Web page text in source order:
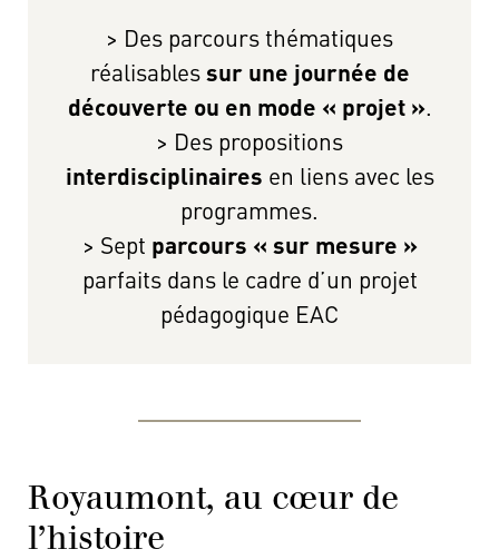
> Des parcours thématiques
réalisablessur une journée de
découverte ou en mode « projet ».
> Des propositions
interdisciplinaires en liens avec les
programmes.
> Sept parcours « sur mesure »
parfaits dans le cadre d’un projet
pédagogique EAC
Royaumont, au cœur de
l’histoire